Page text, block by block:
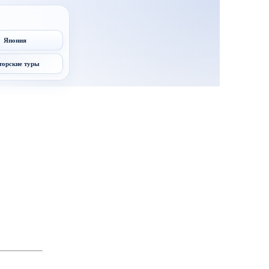
Япония
туры